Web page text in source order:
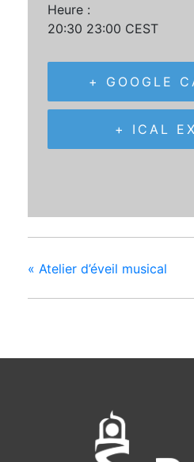
Heure :
20:30 23:00 CEST
+ GOOGLE
+ ICAL
« Atelier d’éveil musical